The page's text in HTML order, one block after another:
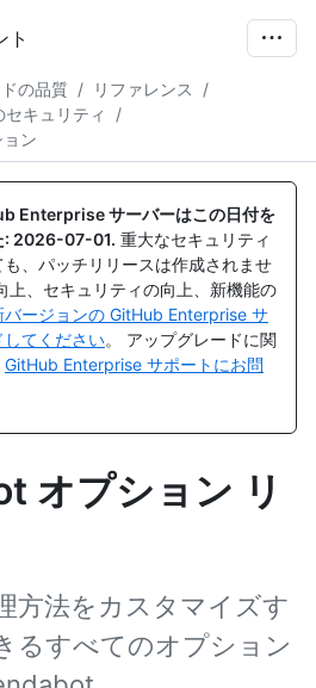
ト
の品質 / リファレンス
/
キュリティ
/
ン
Enterprise サーバーはこの日付を
: 2026-07-01. 重大なセキュリティ
、パッチリリースは作成されませ
上、セキュリティの向上、新機能の
バージョンの GitHub Enterprise サ
てください。 アップグレードに関
GitHub Enterprise サポートにお問
オプション リ
方法をカスタマイズす
るすべてのオプション